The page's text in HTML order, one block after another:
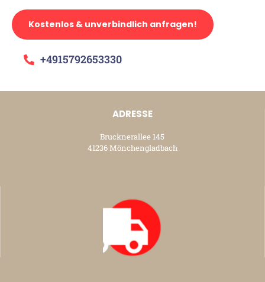
Kostenlos & unverbindlich anfragen!
+4915792653330
ADRESSE
Brucknerallee 145
41236 Mönchengladbach